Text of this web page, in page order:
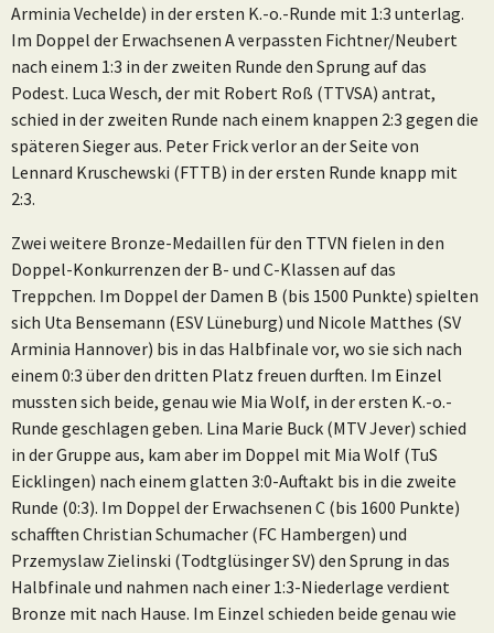
Arminia Vechelde) in der ersten K.-o.-Runde mit 1:3 unterlag.
Im Doppel der Erwachsenen A verpassten Fichtner/Neubert
nach einem 1:3 in der zweiten Runde den Sprung auf das
Podest. Luca Wesch, der mit Robert Roß (TTVSA) antrat,
schied in der zweiten Runde nach einem knappen 2:3 gegen die
späteren Sieger aus. Peter Frick verlor an der Seite von
Lennard Kruschewski (FTTB) in der ersten Runde knapp mit
2:3.
Zwei weitere Bronze-Medaillen für den TTVN fielen in den
Doppel-Konkurrenzen der B- und C-Klassen auf das
Treppchen. Im Doppel der Damen B (bis 1500 Punkte) spielten
sich Uta Bensemann (ESV Lüneburg) und Nicole Matthes (SV
Arminia Hannover) bis in das Halbfinale vor, wo sie sich nach
einem 0:3 über den dritten Platz freuen durften. Im Einzel
mussten sich beide, genau wie Mia Wolf, in der ersten K.-o.-
Runde geschlagen geben. Lina Marie Buck (MTV Jever) schied
in der Gruppe aus, kam aber im Doppel mit Mia Wolf (TuS
Eicklingen) nach einem glatten 3:0-Auftakt bis in die zweite
Runde (0:3). Im Doppel der Erwachsenen C (bis 1600 Punkte)
schafften Christian Schumacher (FC Hambergen) und
Przemyslaw Zielinski (Todtglüsinger SV) den Sprung in das
Halbfinale und nahmen nach einer 1:3-Niederlage verdient
Bronze mit nach Hause. Im Einzel schieden beide genau wie